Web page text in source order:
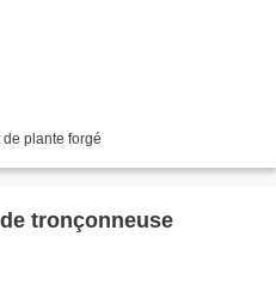
plante forgé
tronçonneuse